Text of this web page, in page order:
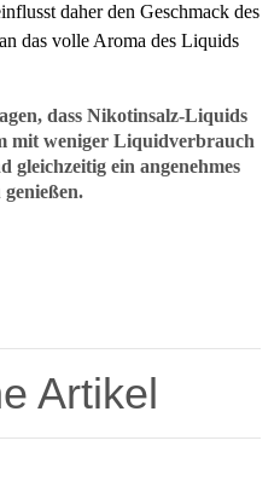
daher den Geschmack des
das volle Aroma des Liquids
dass Nikotinsalz-Liquids
mit weniger Liquidverbrauch
gleichzeitig ein angenehmes
Artikel